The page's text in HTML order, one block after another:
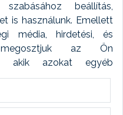
beállítás,
is használunk. Emellett
média, hirdetési, és
megosztjuk az Ön
akik azokat egyéb
kombinálhatják. A sütik
naplózást végzünk és
töröljük. A